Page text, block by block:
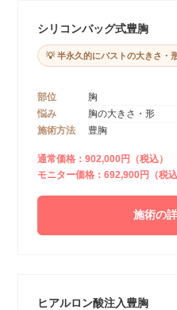
シリコンバッグ式豊胸
💡 半永久的にバストの大きさ・
部位
胸
悩み
胸の大きさ・形
施術方法
豊胸
通常価格：902,000円（税込）
モニター価格：692,900円（税込
施術の
ヒアルロン酸注入豊胸